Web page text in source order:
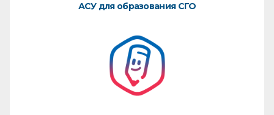
АСУ для образования СГО